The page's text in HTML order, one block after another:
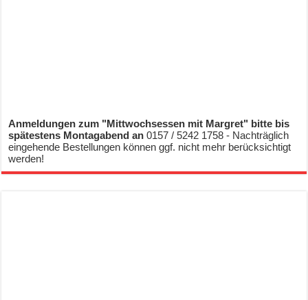
Anmeldungen zum "Mittwochsessen mit Margret" bitte bis
spätestens Montagabend an0157 / 5242 1758 - Nachträglich
eingehende Bestellungen können ggf. nicht mehr berücksichtigt
werden!